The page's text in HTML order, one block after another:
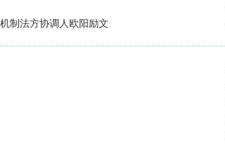
制法方协调人欧阳励文